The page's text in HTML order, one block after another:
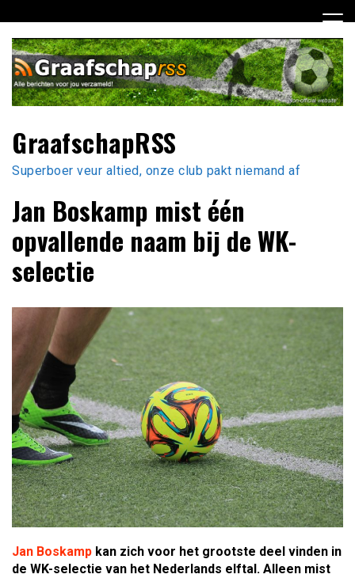
naar
inhoud
GraafschapRSS
Superboer veur altied, onze club pakt niemand af
Jan Boskamp mist één
opvallende naam bij de WK-
selectie
Jan Boskamp kan zich voor het grootste deel vinden in
de WK-selectie van het Nederlands elftal. Alleen mist